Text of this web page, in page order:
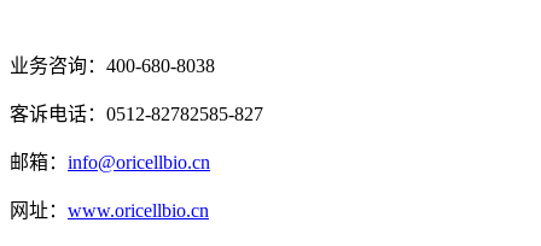
业务咨询：400-680-8038
客诉电话：0512-82782585-827
邮箱： info@oricellbio.cn
网址： www.oricellbio.cn